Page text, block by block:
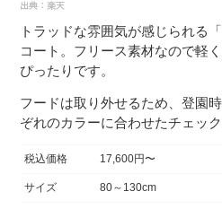
トラッドな雰囲気が感じられる
コート。フリース素材なので軽
ぴったりです。
フードは取り外せるため、登園
ぞれのカラーに合わせたチェッ
税込価格 17,600円〜
サイズ 80～130cm